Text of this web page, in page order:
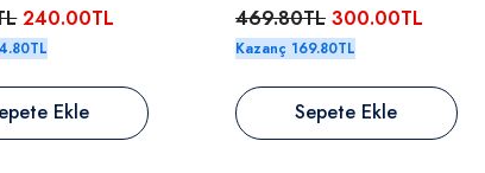
240.00TL
Ekle
469.80TL 300.00TL
Kazanç 169.80TL
Sepete Ekle